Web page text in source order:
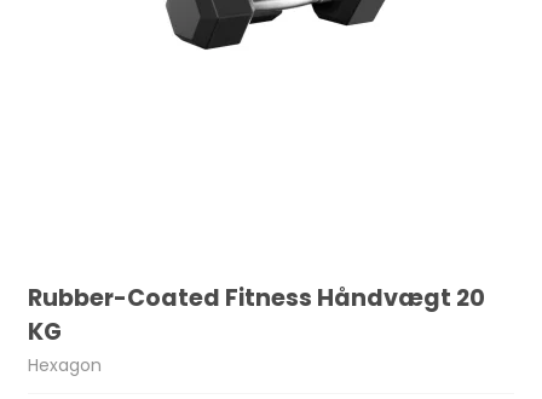
Rubber-Coated Fitness Håndvægt 20
KG
Hexagon